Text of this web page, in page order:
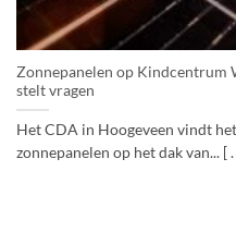
Zonnepanelen op Kindcentrum
stelt vragen
Het CDA in Hoogeveen vindt
zonnepanelen op het dak van... [ .